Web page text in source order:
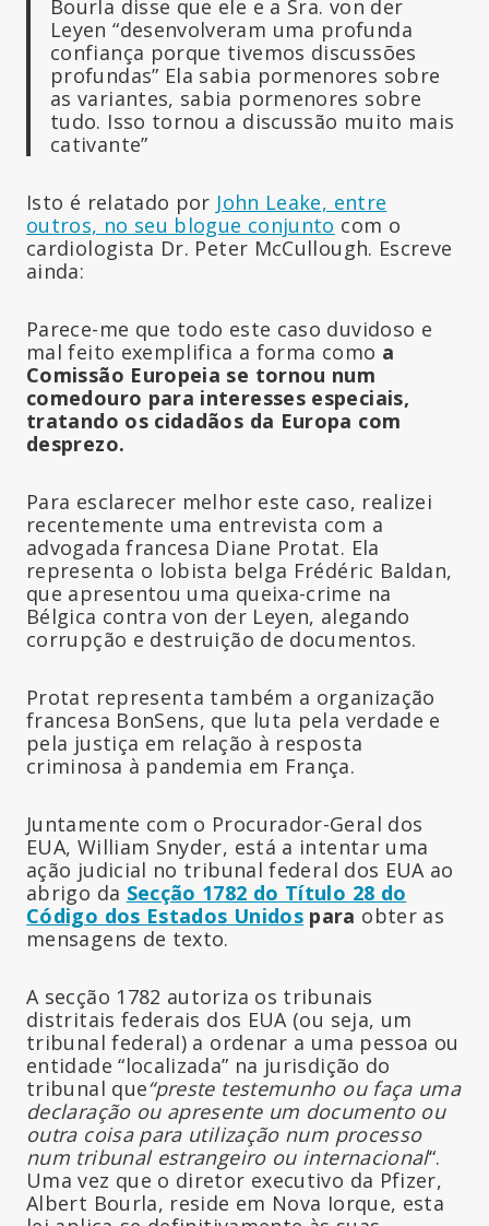
Bourla disse que ele e a Sra. von der
Leyen “desenvolveram uma profunda
confiança porque tivemos discussões
profundas” Ela sabia pormenores sobre
as variantes, sabia pormenores sobre
tudo. Isso tornou a discussão muito mais
cativante”
Isto é relatado por John Leake, entre
outros, no seu blogue conjunto com o
cardiologista Dr. Peter McCullough. Escreve
ainda:
Parece-me que todo este caso duvidoso e
mal feito exemplifica a forma como a
Comissão Europeia se tornou num
comedouro para interesses especiais,
tratando os cidadãos da Europa com
desprezo.
Para esclarecer melhor este caso, realizei
recentemente uma entrevista com a
advogada francesa Diane Protat. Ela
representa o lobista belga Frédéric Baldan,
que apresentou uma queixa-crime na
Bélgica contra von der Leyen, alegando
corrupção e destruição de documentos.
Protat representa também a organização
francesa BonSens, que luta pela verdade e
pela justiça em relação à resposta
criminosa à pandemia em França.
Juntamente com o Procurador-Geral dos
EUA, William Snyder, está a intentar uma
ação judicial no tribunal federal dos EUA ao
abrigo da Secção 1782 do Título 28 do
Código dos Estados Unidos para obter as
mensagens de texto.
A secção 1782 autoriza os tribunais
distritais federais dos EUA (ou seja, um
tribunal federal) a ordenar a uma pessoa ou
entidade “localizada” na jurisdição do
tribunal que“preste testemunho ou faça uma
declaração ou apresente um documento ou
outra coisa para utilização num processo
num tribunal estrangeiro ou internacional“.
Uma vez que o diretor executivo da Pfizer,
Albert Bourla, reside em Nova Iorque, esta